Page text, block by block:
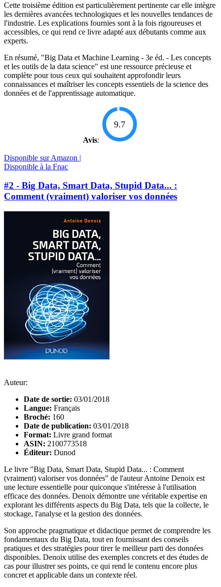
Cette troisième édition est particulièrement pertinente car elle intègre
les dernières avancées technologiques et les nouvelles tendances de
l'industrie. Les explications fournies sont à la fois rigoureuses et
accessibles, ce qui rend ce livre adapté aux débutants comme aux
experts.
En résumé, "Big Data et Machine Learning - 3e éd. - Les concepts
et les outils de la data science" est une ressource précieuse et
complète pour tous ceux qui souhaitent approfondir leurs
connaissances et maîtriser les concepts essentiels de la science des
données et de l'apprentissage automatique.
Avis:
9.7
Disponible sur Amazon |
Disponible à la Fnac
#2 - Big Data, Smart Data, Stupid Data... :
Comment (vraiment) valoriser vos données
Auteur:
Date de sortie: 03/01/2018
Langue: Français
Broché: 160
Date de publication: 03/01/2018
Format: Livre grand format
ASIN: 2100773518
Éditeur: Dunod
Le livre "Big Data, Smart Data, Stupid Data... : Comment
(vraiment) valoriser vos données" de l'auteur Antoine Denoix est
une lecture essentielle pour quiconque s'intéresse à l'utilisation
efficace des données. Denoix démontre une véritable expertise en
explorant les différents aspects du Big Data, tels que la collecte, le
stockage, l'analyse et la gestion des données.
Son approche pragmatique et didactique permet de comprendre les
fondamentaux du Big Data, tout en fournissant des conseils
pratiques et des stratégies pour tirer le meilleur parti des données
disponibles. Denoix utilise des exemples concrets et des études de
cas pour illustrer ses points, ce qui rend le contenu encore plus
concret et applicable dans un contexte réel.